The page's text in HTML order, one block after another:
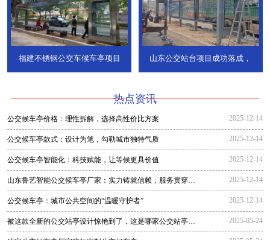
福建不锈钢公交车候车亭项目 山东公交站台项目成功落成，
热点资讯
公交候车亭价格：理性拆解，选择高性价比方案 2025-12-14
公交候车亭款式：设计为笔，勾勒城市独特气质 2025-12-14
公交候车亭智能化：科技赋能，让等候更具价值 2025-12-14
山东鲁艺智能公交候车亭厂家：实力铸就信赖，服务贯穿全
程
2025-12-14
公交候车亭：城市公共空间的“温暖守护者” 2025-12-14
被这款全新的公交站亭设计惊艳到了，这是哪家公交站亭生
产厂家生
2025-05-24